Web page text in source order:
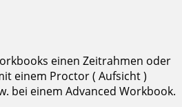
einen Zeitrahmen oder
einem Proctor ( Aufsicht )
bei einem Advanced Workbook.